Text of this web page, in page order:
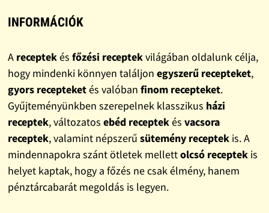
INFORMÁCIÓK
A receptekés főzési receptekvilágában oldalunk célja,
hogy mindenki könnyen találjon egyszerű recepteket,
gyors recepteketés valóban finom recepteket.
Gyűjteményünkben szerepelnek klasszikus házi
receptek, változatos ebéd receptekés vacsora
receptek, valamint népszerű sütemény receptekis. A
mindennapokra szánt ötletek mellettolcsó receptekis
helyet kaptak, hogy a főzés ne csak élmény, hanem
pénztárcabarát megoldás is legyen.